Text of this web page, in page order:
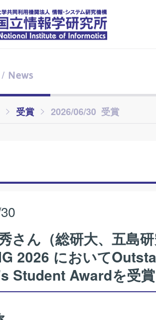
/ News
受賞 2026/06/30 受賞
さん（総研大、五島
2026 において
Student Awardを受賞